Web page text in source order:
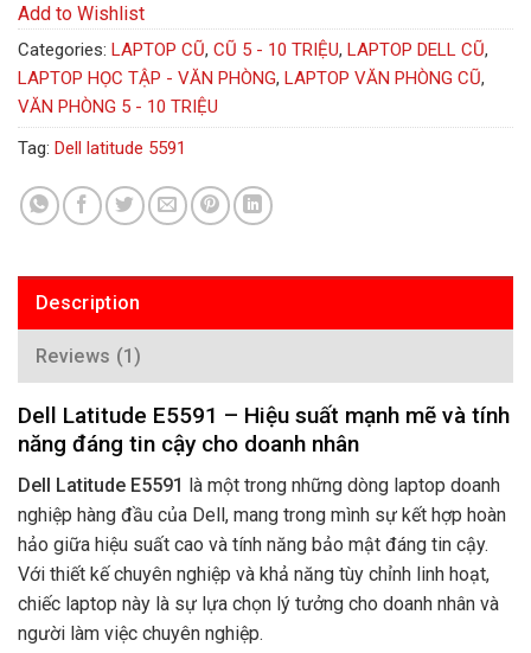
Add to Wishlist
Categories: LAPTOP CŨ, CŨ 5 - 10 TRIỆU, LAPTOP DELL CŨ,
LAPTOP HỌC TẬP - VĂN PHÒNG, LAPTOP VĂN PHÒNG CŨ,
VĂN PHÒNG 5 - 10 TRIỆU
Tag: Dell latitude 5591
Description
Reviews (1)
Dell Latitude E5591 – Hiệu suất mạnh mẽ và tính
năng đáng tin cậy cho doanh nhân
Dell Latitude E5591 là một trong những dòng laptop doanh
nghiệp hàng đầu của Dell, mang trong mình sự kết hợp hoàn
hảo giữa hiệu suất cao và tính năng bảo mật đáng tin cậy.
Với thiết kế chuyên nghiệp và khả năng tùy chỉnh linh hoạt,
chiếc laptop này là sự lựa chọn lý tưởng cho doanh nhân và
người làm việc chuyên nghiệp.